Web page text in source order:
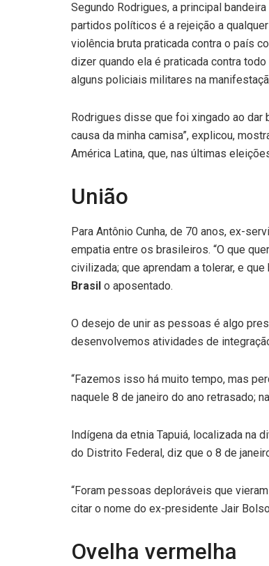
Segundo Rodrigues, a principal
partidos políticos é a rejeição a
violência bruta praticada contra o país
dizer quando ela é praticada contra
alguns policiais militares na
Rodrigues disse que foi xingado ao dar
causa da minha camisa”, explicou,
América Latina, que, nas últimas
União
Para Antônio Cunha, de 70 anos, ex-
empatia entre os brasileiros. “O que
civilizada; que aprendam a tolerar, e
Brasil o aposentado.
O desejo de unir as pessoas é algo
desenvolvemos atividades de
“Fazemos isso há muito tempo, mas
naquele 8 de janeiro do ano retrasado;
Indígena da etnia Tapuiá, localizada na
do Distrito Federal, diz que o 8 de
“Foram pessoas deploráveis que
citar o nome do ex-presidente Jair
Ovelha vermelha